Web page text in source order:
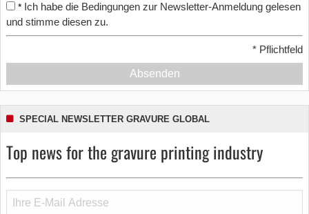
* Ich habe die Bedingungen zur Newsletter-Anmeldung gelesen
und stimme diesen zu.
* Pflichtfeld
Absenden
SPECIAL NEWSLETTER GRAVURE GLOBAL
Top news for the gravure printing industry